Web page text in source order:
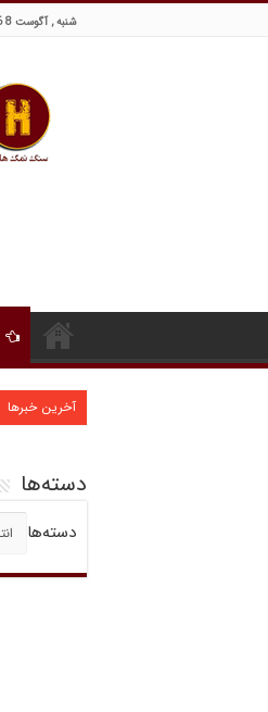
شنبه , آگوست 8 2026
آخرین خبرها
دسته‌ها
دسته‌ها